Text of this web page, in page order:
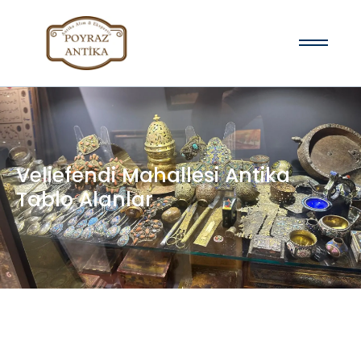
Veliefendi Mahallesi Antika
Tablo Alanlar